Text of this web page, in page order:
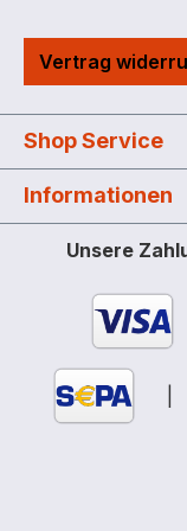
einstellbar –
wechseln –
integriertes
Auslauf)
Automatik-
l/min
Zapfventil Die Tauchpumpe CENTRI SP30
ist für
geeignet:
Vertrag
Shop Service
Informationen
Unsere